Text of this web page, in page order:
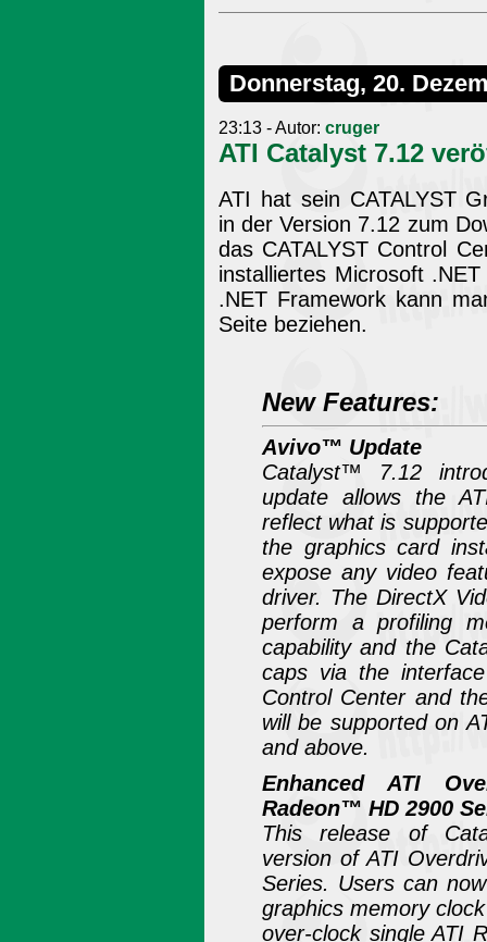
Donnerstag, 20.
23:13 - Autor: cruger
ATI Catalyst 7.12
ATI hat sein CATALYST
in der Version 7.12 zum
das CATALYST Control
installiertes Microsoft
.NET Framework kann
Seite beziehen.
New Features:
Avivo™ Update
Catalyst™ 7.12
update allows the
reflect what is
the graphics card
expose any video
driver. The DirectX
perform a profiling
capability and the
caps via the
Control Center and
will be supported on
and above.
Enhanced ATI
Radeon™ HD 2900
This release of
version of ATI
Series. Users can
graphics memory
over-clock single ATI